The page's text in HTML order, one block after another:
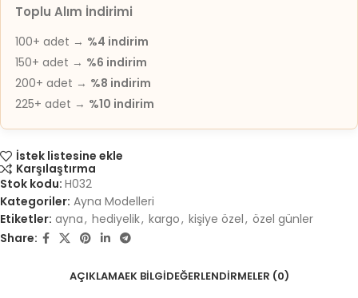
Toplu Alım İndirimi
100+ adet → %4 indirim
150+ adet → %6 indirim
200+ adet → %8 indirim
225+ adet → %10 indirim
İstek listesine ekle
Karşılaştırma
Stok kodu: H032
Kategoriler: Ayna Modelleri
Etiketler: ayna, hediyelik, kargo, kişiye özel, özel günler
Share:
AÇIKLAMAEK BILGIDEĞERLENDIRMELER (0)